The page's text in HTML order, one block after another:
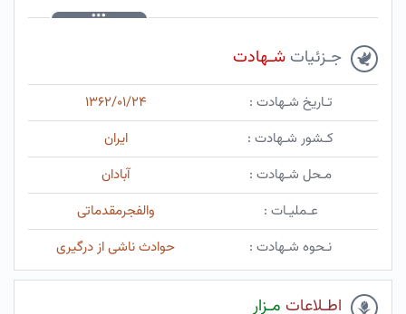
جـزئیات شـهادت
تـاریخ شـهادت :
۱۳۶۲/۰۱/۲۴
کـشور شـهادت :
ایران
مـحل شـهادت :
آبادان
عـملیـات :
والفجرمقدماتی
نـحوه شـهادت :
حوادث ناشی از درگیری
اطـلاعات مـزار